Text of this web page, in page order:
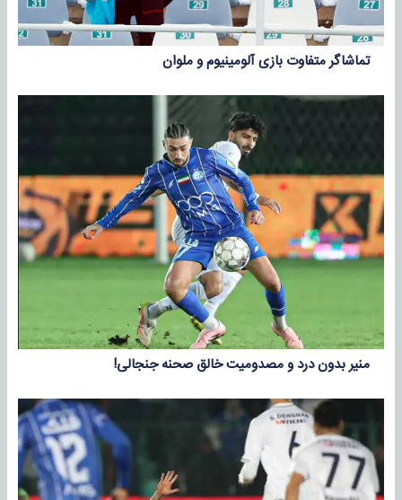
تماشاگر متفاوت بازی آلومینیوم و ملوان
منیر بدون درد و مصدومیت خالق صحنه جنجالی!